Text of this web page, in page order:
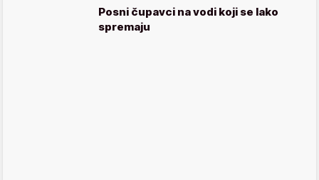
Posni čupavci na vodi koji se lako
spremaju